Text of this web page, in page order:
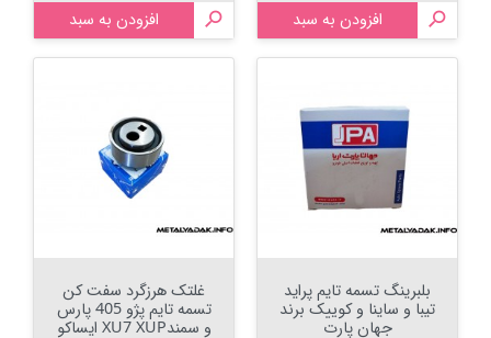
 افزودن به سبد  افزودن به سبد
بلبرینگ تسمه تایم پراید
تیبا و ساینا و کوییک برند
جهان پارت
غلتک هرزگرد سفت کن
تسمه تایم پژو 405 پارس
و سمندXU7 XUP ایساکو